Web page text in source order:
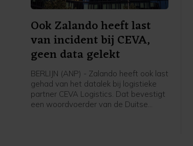
Ook Zalando heeft last
van incident bij CEVA,
geen data gelekt
BERLIJN (ANP) - Zalando heeft ook last
gehad van het datalek bij logistieke
partner CEVA Logistics. Dat bevestigt
een woordvoerder van de Duitse